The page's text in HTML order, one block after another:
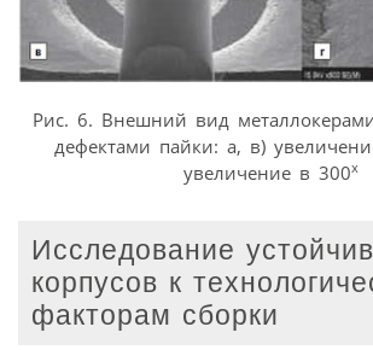
Рис. 6. Внешний вид
дефектами пайки: а, в)
увеличение в 300х
Исследование
корпусов к
факторам сборки